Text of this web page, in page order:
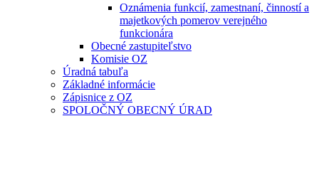
Oznámenia funkcií, zamestnaní, činností a
majetkových pomerov verejného
funkcionára
Obecné zastupiteľstvo
Komisie OZ
Úradná tabuľa
Základné informácie
Zápisnice z OZ
SPOLOČNÝ OBECNÝ ÚRAD